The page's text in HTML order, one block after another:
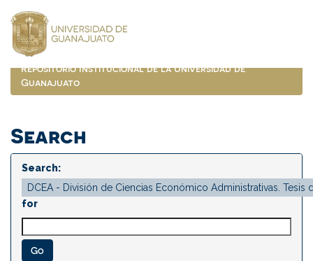
navigation
Repositorio Institucional de la Universidad de
Guanajuato
Search
Search:
for